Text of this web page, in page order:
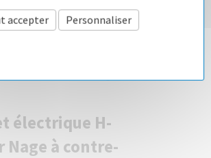
électrique H-
Nage à contre-
accepter Personnaliser